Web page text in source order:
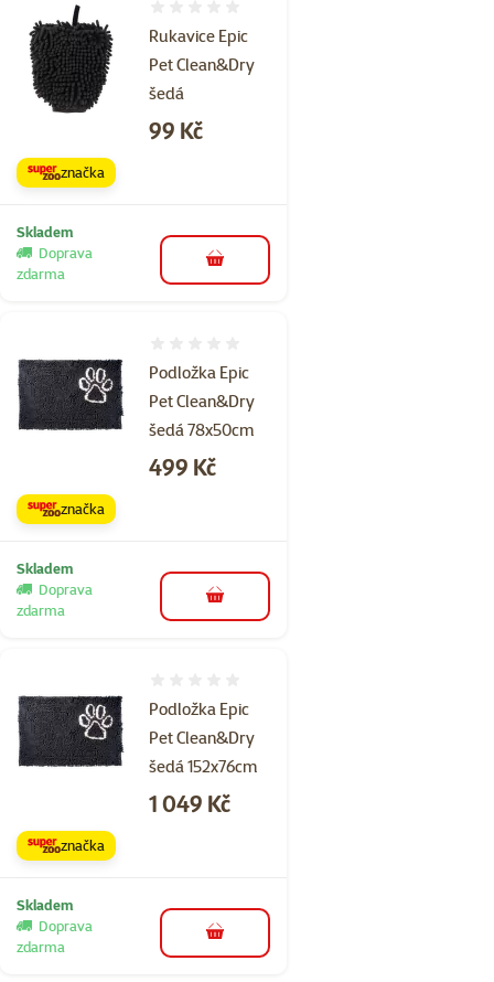
Rukavice Epic
Pet Clean&Dry
šedá
Cena
99 Kč
značka
Skladem
Doprava
zdarma
do košíku
Podložka Epic
Pet Clean&Dry
šedá 78x50cm
Cena
499 Kč
značka
Skladem
Doprava
zdarma
do košíku
Podložka Epic
Pet Clean&Dry
šedá 152x76cm
Cena
1 049 Kč
značka
Skladem
Doprava
zdarma
do košíku